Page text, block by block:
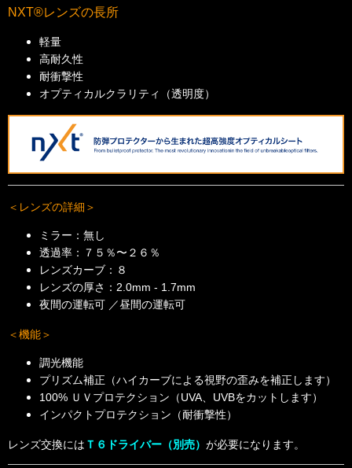
NXT®レンズの長所
軽量
高耐久性
耐衝撃性
オプティカルクラリティ（透明度）
＜レンズの詳細＞
ミラー：無し
透過率：７５％〜２６％
レンズカーブ：８
レンズの厚さ：2.0mm - 1.7mm
夜間の運転可 ／昼間の運転可
＜機能＞
調光機能
プリズム補正（ハイカーブによる視野の歪みを補正します）
100% ＵＶプロテクション（UVA、UVBをカットします）
インパクトプロテクション（耐衝撃性）
レンズ交換には Ｔ６ドライバー（別売） が必要になります。